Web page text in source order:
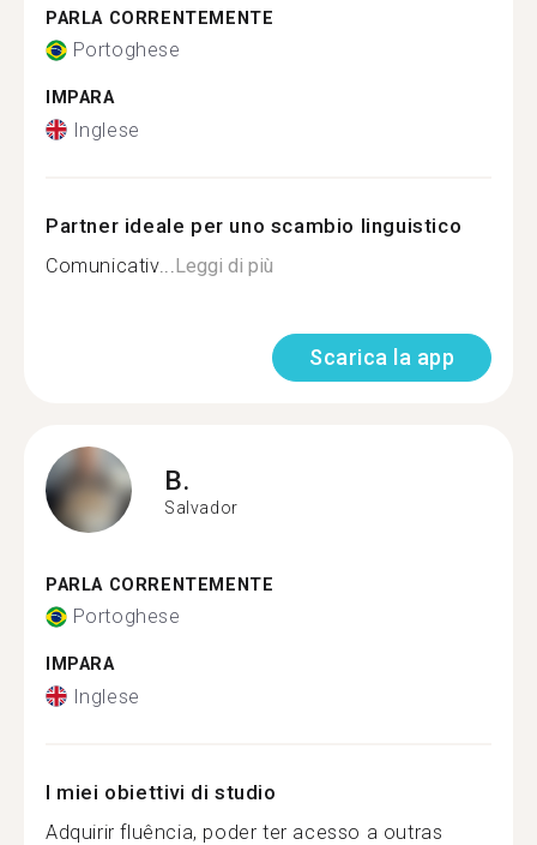
PARLA CORRENTEMENTE
Portoghese
IMPARA
Inglese
Partner ideale per uno scambio linguistico
Comunicativ... Leggi di più
Scarica la app
B.
Salvador
PARLA CORRENTEMENTE
Portoghese
IMPARA
Inglese
I miei obiettivi di studio
Adquirir fluência, poder ter acesso a outras